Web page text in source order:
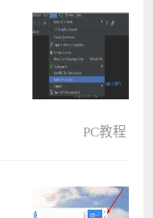
PC教程